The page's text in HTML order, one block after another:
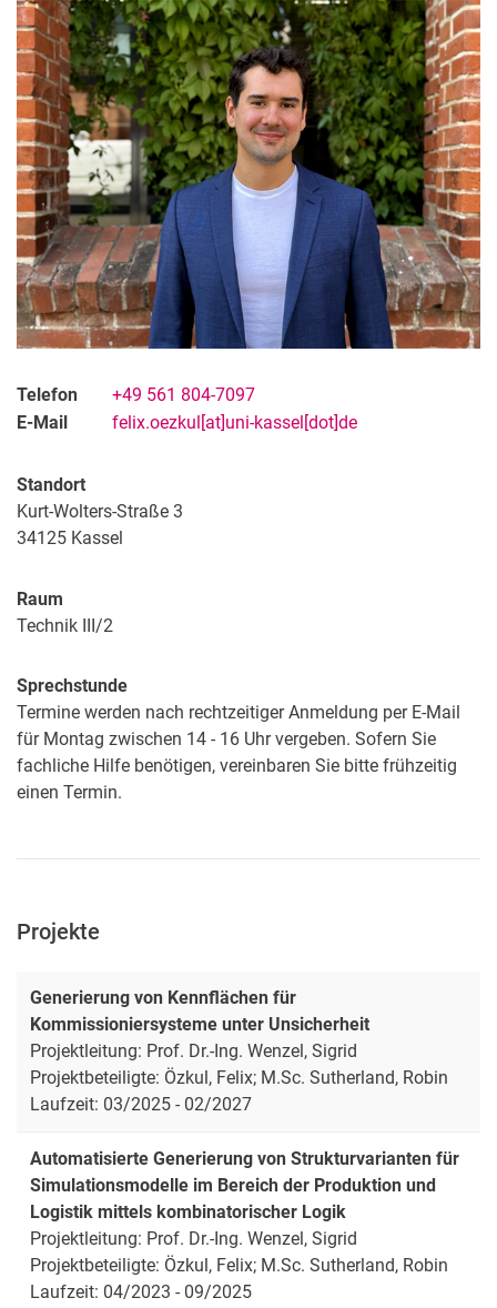
Ehemalige Mitarbeiter:innen
Kompetenzlabor
Materialflusslabor
Telefon
+49 561 804-7097
E-Mail
felix.oezkul[at]uni-kassel[dot]de
Standort
Kurt-Wolters-Straße 3
34125 Kassel
Raum
Technik III/2
Sprechstunde
Termine werden nach rechtzeitiger Anmeldung per E-Mail
für Montag zwischen 14 - 16 Uhr vergeben. Sofern Sie
fachliche Hilfe benötigen, vereinbaren Sie bitte frühzeitig
einen Termin.
Projekte
Generierung von Kennflächen für
Kommissioniersysteme unter Unsicherheit
Projektleitung: Prof. Dr.-Ing. Wenzel, Sigrid
Projektbeteiligte: Özkul, Felix; M.Sc. Sutherland, Robin
Laufzeit: 03/2025 - 02/2027
Automatisierte Generierung von Strukturvarianten für
Simulationsmodelle im Bereich der Produktion und
Logistik mittels kombinatorischer Logik
Projektleitung: Prof. Dr.-Ing. Wenzel, Sigrid
Projektbeteiligte: Özkul, Felix; M.Sc. Sutherland, Robin
Laufzeit: 04/2023 - 09/2025